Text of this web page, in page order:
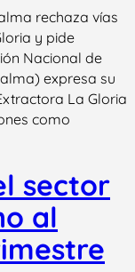
rechaza vías
y pide
Nacional de
expresa su
La Gloria
como
sector
al